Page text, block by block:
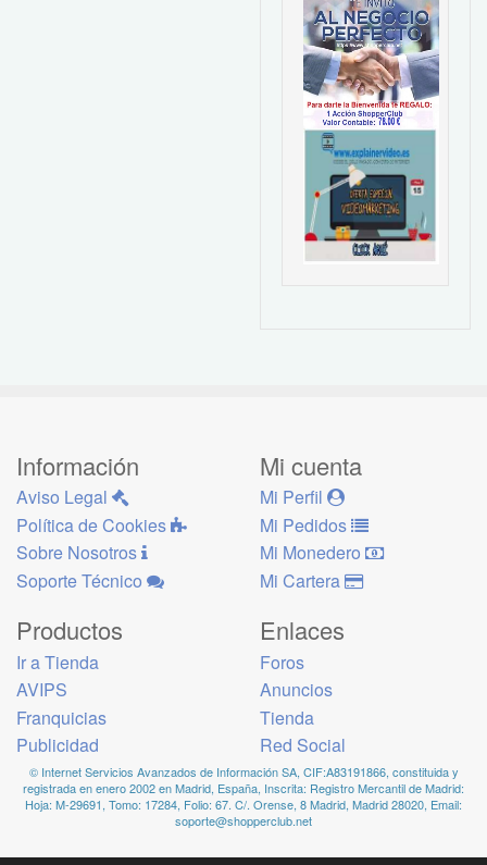
Información
Aviso Legal
Política de Cookies
Sobre Nosotros
Soporte Técnico
Mi cuenta
Mi Perfil
Mi Pedidos
Mi Monedero
Mi Cartera
Productos
Ir a Tienda
AVIPS
Franquicias
Publicidad
Enlaces
Foros
Anuncios
Tienda
Red Social
© Internet Servicios Avanzados de Información SA, CIF:A83191866, constituida y
registrada en enero 2002 en Madrid, España, Inscrita: Registro Mercantil de Madrid:
Hoja: M-29691, Tomo: 17284, Folio: 67. C/. Orense, 8 Madrid, Madrid 28020, Email:
soporte@shopperclub.net